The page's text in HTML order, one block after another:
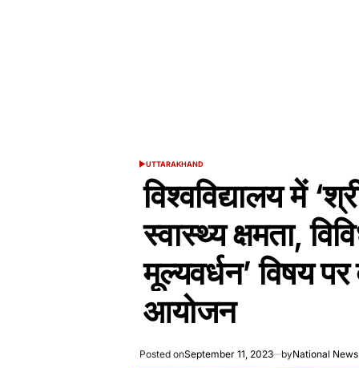
POSTED
UTTARAKHAND
विश्वविद्यालय में
स्वास्थ्य क्षमता,
मूल्यवर्धन’ विषय
आयोजन
Posted onSeptember 11, 2023 byNational